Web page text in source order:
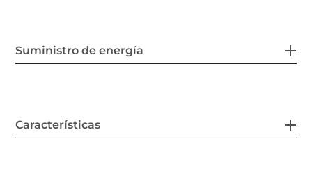
Suministro de energía
Características